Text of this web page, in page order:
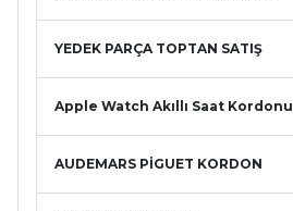
YEDEK PARÇA TOPTAN SATIŞ
Apple Watch Akıllı Saat Kordonu
AUDEMARS PİGUET KORDON